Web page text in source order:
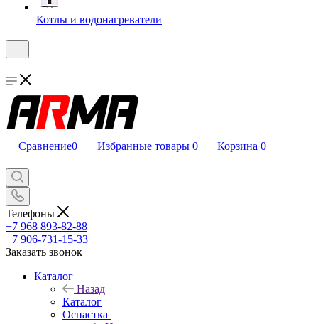
Котлы и водонагреватели
Сравнение0 Избранные товары 0 Корзина 0
Телефоны
+7 968 893-82-88
+7 906-731-15-33
Заказать звонок
Каталог
Назад
Каталог
Оснастка